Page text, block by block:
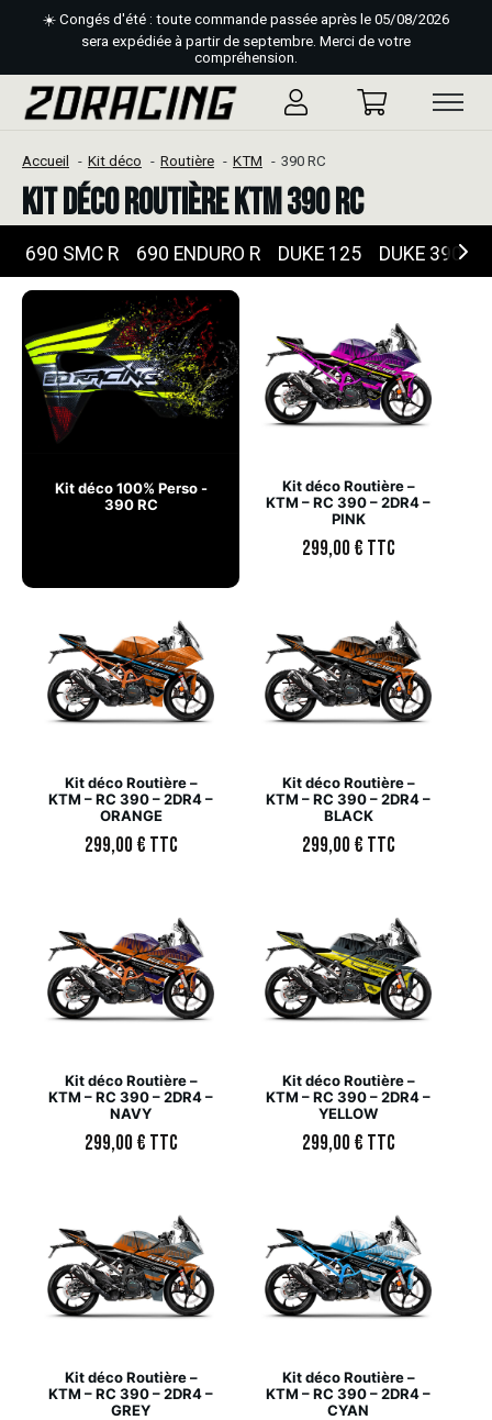
☀️ Congés d'été : toute commande passée après le 05/08/2026
sera expédiée à partir de septembre. Merci de votre
compréhension.
Accueil Kit déco Routière KTM 390 RC
Kit déco Routière KTM 390 RC
690 SMC R 690 ENDURO R DUKE 125 DUKE 390
Kit déco 100% Perso -
390 RC
Kit déco Routière –
KTM – RC 390 – 2DR4 –
PINK
299,00€ TTC
Kit déco Routière –
KTM – RC 390 – 2DR4 –
ORANGE
299,00€ TTC
Kit déco Routière –
KTM – RC 390 – 2DR4 –
BLACK
299,00€ TTC
Kit déco Routière –
KTM – RC 390 – 2DR4 –
NAVY
299,00€ TTC
Kit déco Routière –
KTM – RC 390 – 2DR4 –
YELLOW
299,00€ TTC
Kit déco Routière –
KTM – RC 390 – 2DR4 –
GREY
Kit déco Routière –
KTM – RC 390 – 2DR4 –
CYAN